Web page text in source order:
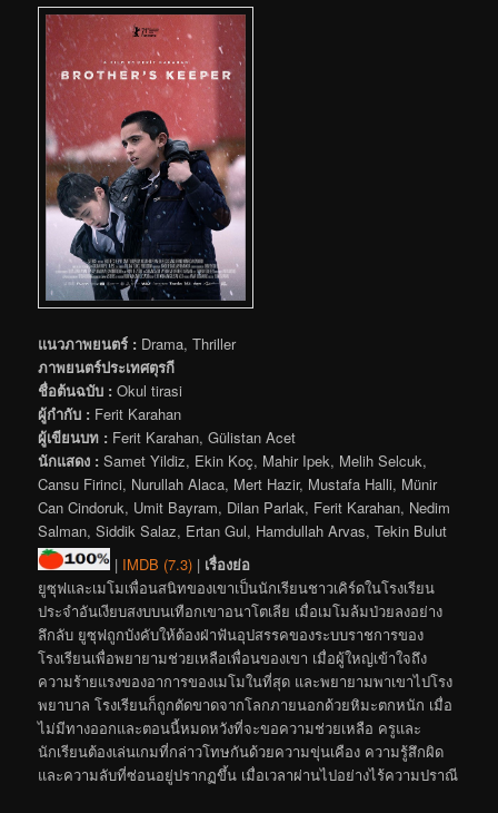
แนวภาพยนตร์ : Drama, Thriller
ภาพยนตร์ประเทศตุรกี
ชื่อต้นฉบับ : Okul tirasi
ผู้กำกับ : Ferit Karahan
ผู้เขียนบท : Ferit Karahan, Gülistan Acet
นักแสดง : Samet Yildiz, Ekin Koç, Mahir Ipek, Melih Selcuk,
Cansu Firinci, Nurullah Alaca, Mert Hazir, Mustafa Halli, Münir
Can Cindoruk, Umit Bayram, Dilan Parlak, Ferit Karahan, Nedim
Salman, Siddik Salaz, Ertan Gul, Hamdullah Arvas, Tekin Bulut
| IMDB (7.3) | เรื่องย่อ
ยูซุฟและเมโมเพื่อนสนิทของเขาเป็นนักเรียนชาวเคิร์ดในโรงเรียน
ประจำอันเงียบสงบบนเทือกเขาอนาโตเลีย เมื่อเมโมล้มป่วยลงอย่าง
ลึกลับ ยูซุฟถูกบังคับให้ต้องฝ่าฟันอุปสรรคของระบบราชการของ
โรงเรียนเพื่อพยายามช่วยเหลือเพื่อนของเขา เมื่อผู้ใหญ่เข้าใจถึง
ความร้ายแรงของอาการของเมโมในที่สุด และพยายามพาเขาไปโรง
พยาบาล โรงเรียนก็ถูกตัดขาดจากโลกภายนอกด้วยหิมะตกหนัก เมื่อ
ไม่มีทางออกและตอนนี้หมดหวังที่จะขอความช่วยเหลือ ครูและ
นักเรียนต้องเล่นเกมที่กล่าวโทษกันด้วยความขุ่นเคือง ความรู้สึกผิด
และความลับที่ซ่อนอยู่ปรากฏขึ้น เมื่อเวลาผ่านไปอย่างไร้ความปราณี